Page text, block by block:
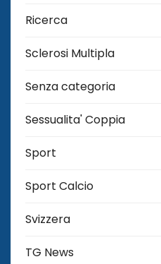
Ricerca
Sclerosi Multipla
Senza categoria
Sessualita' Coppia
Sport
Sport Calcio
Svizzera
TG News